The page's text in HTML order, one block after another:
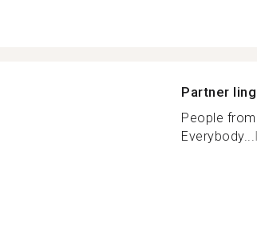
Partner
People
Everybody...